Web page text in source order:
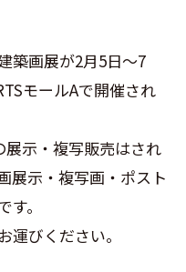
築画展が2月5日～7
モールAで開催され
示・複写販売はされ
展示・複写画・ポスト
。
びください。